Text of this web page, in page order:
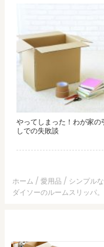
やってしまった！わが家の
しでの失敗談
ホーム 愛用品
シンプル
ダイソーのルームスリッパ